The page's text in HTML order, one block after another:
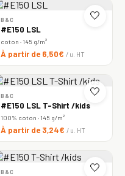
🤍
B&C
#E150 LSL
coton · 145 g/m²
À partir de 6,50€ / u. HT
🤍
B&C
#E150 LSL T-Shirt /kids
100% coton · 145 g/m²
À partir de 3,24€ / u. HT
🤍
B&C